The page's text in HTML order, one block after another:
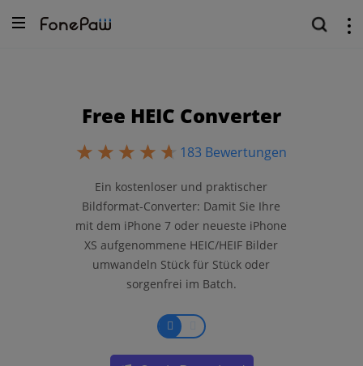
Free HEIC Converter
183 Bewertungen
Ein kostenloser und praktischer
Bildformat-Converter: Damit Sie Ihre
mit dem iPhone 7 oder neueste iPhone
XS aufgenommene HEIC/HEIF Bilder
umwandeln Stück für Stück oder
sorgenfrei im Batch.